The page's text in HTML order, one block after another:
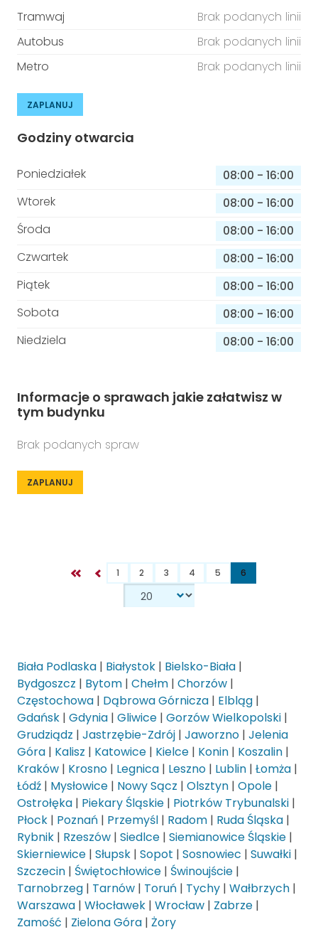
Tramwaj
Brak podanych linii
Autobus
Brak podanych linii
Metro
Brak podanych linii
ZAPLANUJ
Godziny otwarcia
Poniedziałek 08:00 - 16:00
Wtorek
08:00 - 16:00
Środa
08:00 - 16:00
Czwartek
08:00 - 16:00
Piątek
08:00 - 16:00
Sobota
08:00 - 16:00
Niedziela
08:00 - 16:00
Informacje o sprawach jakie załatwisz w
tym budynku
Brak podanych spraw
ZAPLANUJ
1 2 3 4 5 6
Biała Podlaska | Białystok | Bielsko-Biała |
Bydgoszcz | Bytom | Chełm | Chorzów |
Częstochowa | Dąbrowa Górnicza | Elbląg |
Gdańsk | Gdynia | Gliwice | Gorzów Wielkopolski |
Grudziądz | Jastrzębie-Zdrój | Jaworzno | Jelenia
Góra | Kalisz | Katowice | Kielce | Konin | Koszalin |
Kraków | Krosno | Legnica | Leszno | Lublin | Łomża |
Łódź | Mysłowice | Nowy Sącz | Olsztyn | Opole |
Ostrołęka | Piekary Śląskie | Piotrków Trybunalski |
Płock | Poznań | Przemyśl | Radom | Ruda Śląska |
Rybnik | Rzeszów | Siedlce | Siemianowice Śląskie |
Skierniewice | Słupsk | Sopot | Sosnowiec | Suwałki |
Szczecin | Świętochłowice | Świnoujście |
Tarnobrzeg | Tarnów | Toruń | Tychy | Wałbrzych |
Warszawa | Włocławek | Wrocław | Zabrze |
Zamość | Zielona Góra | Żory